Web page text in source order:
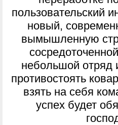
пользовательский
новый,
вымышленную
небольшой отряд
противостоять
взять на себя
успех будет